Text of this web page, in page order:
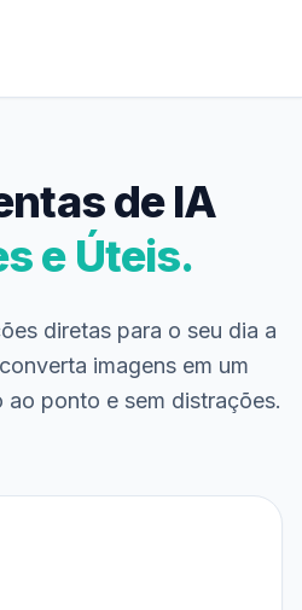
de IA
e Úteis.
diretas para o seu dia a
imagens em um
ao ponto e sem distrações.